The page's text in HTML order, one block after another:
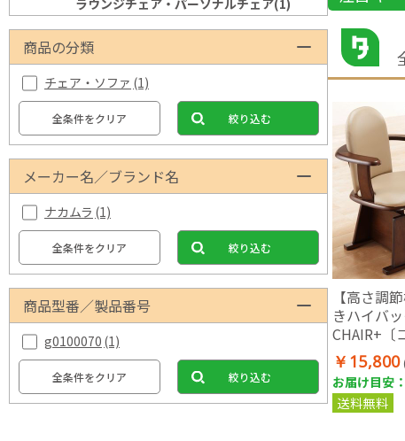
ラウンジチェア・パーソナルチェア(1)
商品の分類
チェア・ソファ (1)
全条件をクリア 絞り込む
メーカー名／ブランド名
ナカムラ (1)
全条件をクリア 絞り込む
商品型番／製品番号
g0100070 (1)
全条件をクリア 絞り込む
【高さ調
きハイバ
CHAIR+〔
ス〕 肘掛
製 ブラウ
￥15,800
お届け目安
送料無料